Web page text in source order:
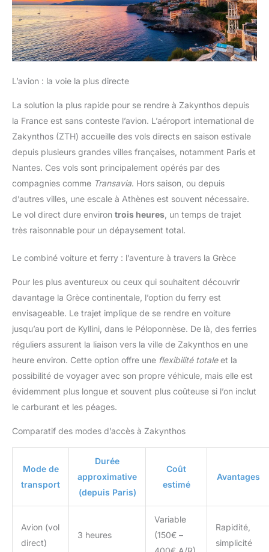
L’avion : la voie la plus directe
La solution la plus rapide pour se rendre à Zakynthos depuis
la France est sans conteste l’avion. L’aéroport international de
Zakynthos (ZTH) accueille des vols directs en saison estivale
depuis plusieurs grandes villes françaises, notamment Paris et
Nantes. Ces vols sont principalement opérés par des
compagnies comme Transavia. Hors saison, ou depuis
d’autres villes, une escale à Athènes est souvent nécessaire.
Le vol direct dure environ trois heures, un temps de trajet
très raisonnable pour un dépaysement total.
Le combiné voiture et ferry : l’aventure à travers la Grèce
Pour les plus aventureux ou ceux qui souhaitent découvrir
davantage la Grèce continentale, l’option du ferry est
envisageable. Le trajet implique de se rendre en voiture
jusqu’au port de Kyllini, dans le Péloponnèse. De là, des ferries
réguliers assurent la liaison vers la ville de Zakynthos en une
heure environ. Cette option offre une flexibilité totaleet la
possibilité de voyager avec son propre véhicule, mais elle est
évidemment plus longue et souvent plus coûteuse si l’on inclut
le carburant et les péages.
Comparatif des modes d’accès à Zakynthos
Mode de
transport
Durée
approximative
(depuis Paris)
Coût
estimé
Avantages
Avion (vol
direct)
3 heures
Variable
(150€ –
Rapidité,
simplicité